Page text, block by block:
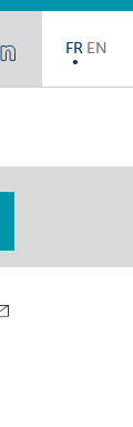
FR EN